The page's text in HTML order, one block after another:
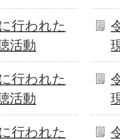
行われた
活動
行われた
活動
行われた